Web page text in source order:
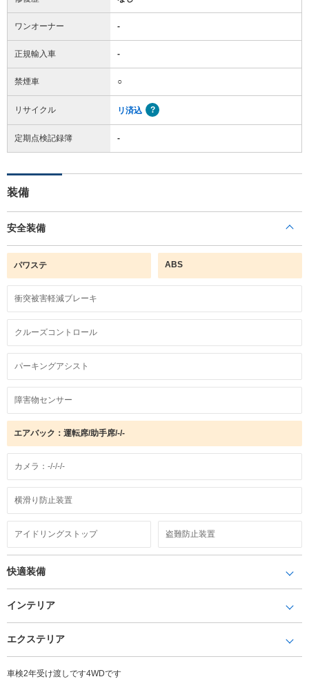
ワンオーナー -
正規輸入車 -
禁煙車 ○
リサイクル リ済込
定期点検記録簿 -
装備
安全装備
パワステ ABS
衝突被害軽減ブレーキ
クルーズコントロール
パーキングアシスト
障害物センサー
エアバック：運転席/助手席/-/-
カメラ：-/-/-/-
横滑り防止装置
アイドリングストップ 盗難防止装置
快適装備
インテリア
エクステリア
車検2年受け渡しです4WDです